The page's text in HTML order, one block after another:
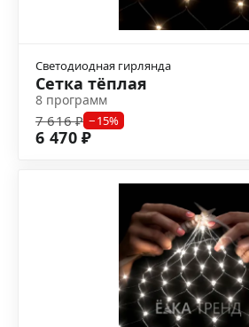
Светодиодная гирлянда
Сетка тёплая
8 программ
7 616 ₽ −15%
6 470 ₽